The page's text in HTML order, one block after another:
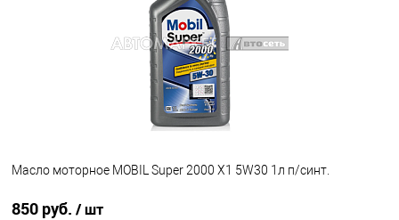
Масло моторное MOBIL Super 2000 X1 5W30 1л п/синт.
850 руб. / шт